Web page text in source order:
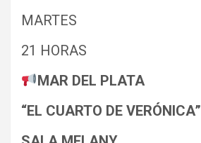
MARTES
21 HORAS
MAR DEL PLATA
“EL CUARTO DE VERÓNICA”